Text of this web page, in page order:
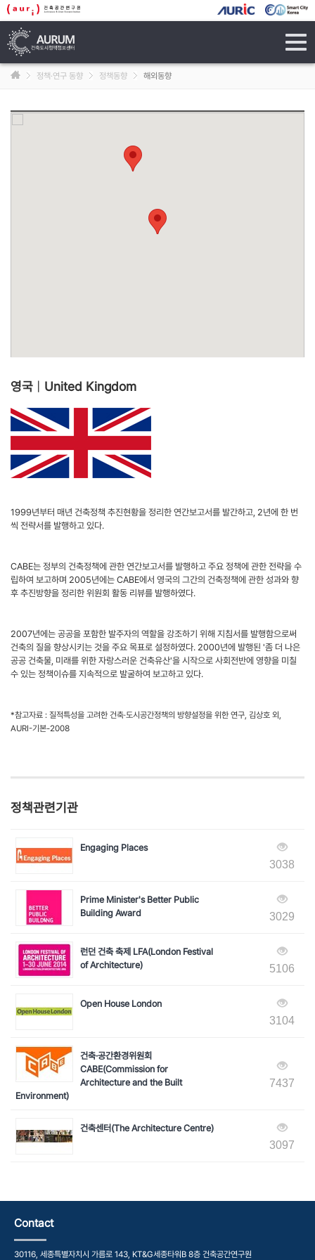
정책·연구 동향 정책동향 해외동향
영국 United Kingdom
1999년부터 매년 건축정책 추진현황을 정리한 연간보고서를 발간하고, 2년에 한 번
씩 전략서를 발행하고 있다.
CABE는 정부의 건축정책에 관한 연간보고서를 발행하고 주요 정책에 관한 전략을 수
립하여 보고하며 2005년에는 CABE에서 영국의 그간의 건축정책에 관한 성과와 향
후 추진방향을 정리한 위원회 활동 리뷰를 발행하였다.
2007년에는 공공을 포함한 발주자의 역할을 강조하기 위해 지침서를 발행함으로써
건축의 질을 향상시키는 것을 주요 목표로 설정하였다. 2000년에 발행된 '좀 더 나은
공공 건축물, 미래를 위한 자랑스러운 건축유산'을 시작으로 사회전반에 영향을 미칠
수 있는 정책이슈를 지속적으로 발굴하여 보고하고 있다.
*참고자료 : 질적특성을 고려한 건축·도시공간정책의 방향설정을 위한 연구, 김상호 외,
AURI-기본-2008
정책관련기관
Engaging Places
3038
Prime Minister's Better Public
Building Award
3029
런던 건축 축제 LFA(London Festival
of Architecture)
5106
Open House London
3104
건축·공간환경위원회
CABE(Commission for
Architecture and the Built
Environment)
7437
건축센터(The Architecture Centre)
3097
Contact
30116, 세종특별자치시 가름로 143, KT&G세종타워B 8층 건축공간연구원